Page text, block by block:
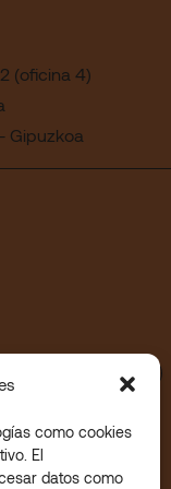
como cookies
El
datos como
(oficina 4)
Gipuzkoa